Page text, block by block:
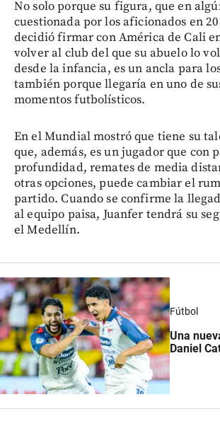
No solo porque su figura, que en
cuestionada por los aficionados en
decidió firmar con América de Cali
volver al club del que su abuelo lo
desde la infancia, es un ancla para
también porque llegaría en uno de
momentos futbolísticos.
En el Mundial mostró que tiene su
que, además, es un jugador que con
profundidad, remates de media
otras opciones, puede cambiar el
partido. Cuando se confirme la
al equipo paisa, Juanfer tendrá su
el Medellín.
Fútbol
Una
Daniel